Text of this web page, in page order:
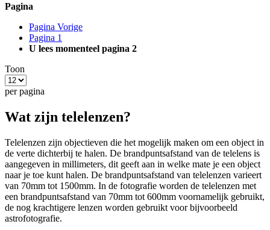
Pagina
Pagina Vorige
Pagina 1
U lees momenteel pagina 2
Toon
per pagina
Wat zijn telelenzen?
Telelenzen zijn objectieven die het mogelijk maken om een object in
de verte dichterbij te halen. De brandpuntsafstand van de telelens is
aangegeven in millimeters, dit geeft aan in welke mate je een object
naar je toe kunt halen. De brandpuntsafstand van telelenzen varieert
van 70mm tot 1500mm. In de fotografie worden de telelenzen met
een brandpuntsafstand van 70mm tot 600mm voornamelijk gebruikt,
de nog krachtigere lenzen worden gebruikt voor bijvoorbeeld
astrofotografie.